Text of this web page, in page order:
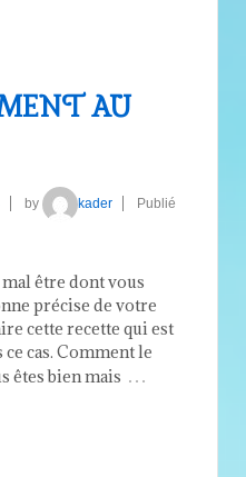
AU
by kader
Publié
être dont vous
précise de votre
cette recette qui est
cas. Comment le
êtes bien mais …